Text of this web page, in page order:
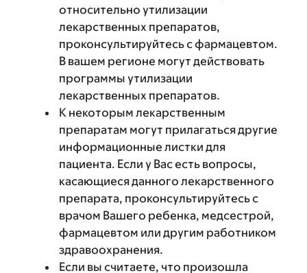
относительно утилизации
лекарственных препаратов,
проконсультируйтесь с фармацевтом.
В вашем регионе могут действовать
программы утилизации
лекарственных препаратов.
К некоторым лекарственным
препаратам могут прилагаться другие
информационные листки для
пациента. Если у Вас есть вопросы,
касающиеся данного лекарственного
препарата, проконсультируйтесь с
врачом Вашего ребенка, медсестрой,
фармацевтом или другим работником
здравоохранения.
Если вы считаете, что произошла